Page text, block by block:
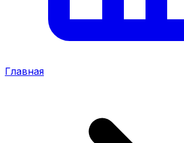
Главная